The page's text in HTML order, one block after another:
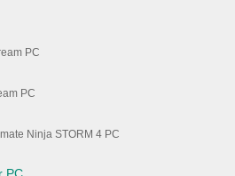
PC
PC
Ninja STORM 4 PC